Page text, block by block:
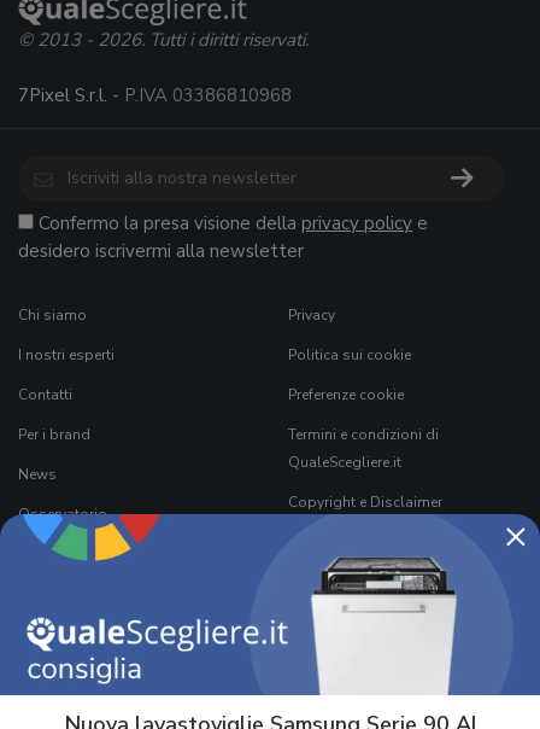
×
© 2013 - 2026. Tutti i diritti riservati.
7Pixel S.r.l. - P.IVA 03386810968
Confermo la presa visione della privacy policy e
desidero iscrivermi alla newsletter
Chi siamo
I nostri esperti
Contatti
Per i brand
News
Osservatorio
Ricerca Prodotti
Privacy
Politica sui cookie
Preferenze cookie
Termini e condizioni di
QualeScegliere.it
Copyright e Disclaimer
Come funziona QualeScegliere.it